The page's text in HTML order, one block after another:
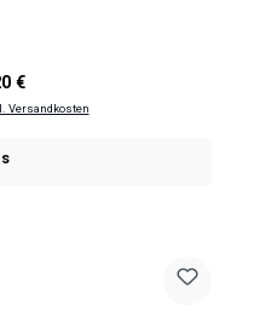
Preis:
€
Versandkosten